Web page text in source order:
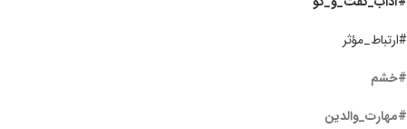
#ارتباط_مؤثر
#خشم
#مهارت_والدین